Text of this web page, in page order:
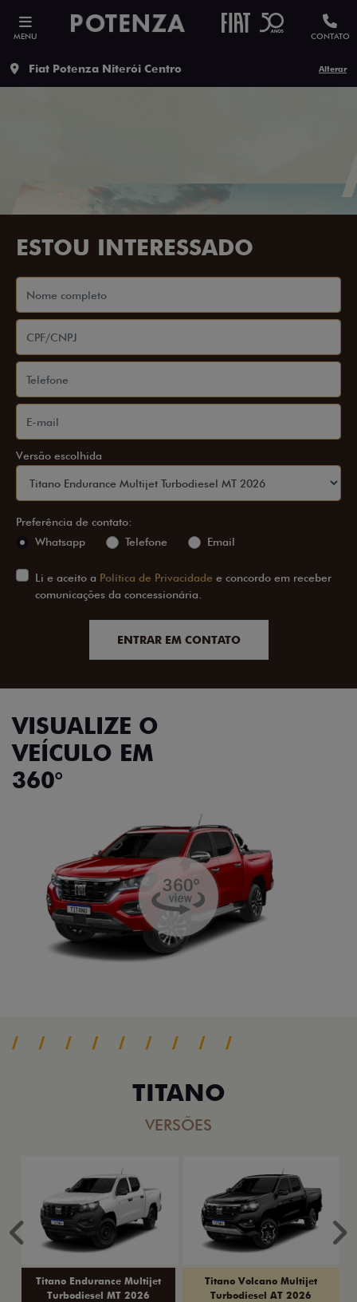
MENU CONTATO
Fiat Potenza Niterói Centro Alterar
ESTOU INTERESSADO
Versão escolhida
Preferência de contato:
Whatsapp
Telefone Email
Li e aceito a Política de Privacidade e concordo em receber
comunicações da concessionária.
ENTRAR EM CONTATO
VISUALIZE O
VEÍCULO EM
360°
TITANO
VERSÕES
Titano Endurance Multijet
Turbodiesel MT 2026
Titano Volcano Multijet
Turbodiesel AT 2026
Anterior